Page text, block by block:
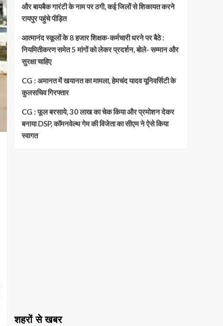
और बायबैक गारंटी के नाम पर ठगी, कई जिलों से शिकायत करने
रायपुर पहुंचे पीड़ित
आत्मानंद स्कूलों के 8 हजार शिक्षक-कर्मचारी धरने पर बैठे :
नियमितीकरण समेत 5 मांगों को लेकर प्रदर्शन, बोले- सम्मान और
सुरक्षा चाहिए
CG : अमानत में खयानत का मामला, हेमचंद यादव यूनिवर्सिटी के
कुलसचिव गिरफ्तार
CG : फूल बरसाये, 30 लाख का चेक किया और प्रमोशन देकर
बनाया DSP, कॉमनवेल्थ गेम की विजेता का सीएम ने ऐसे किया
स्वागत
शहरों से खबर